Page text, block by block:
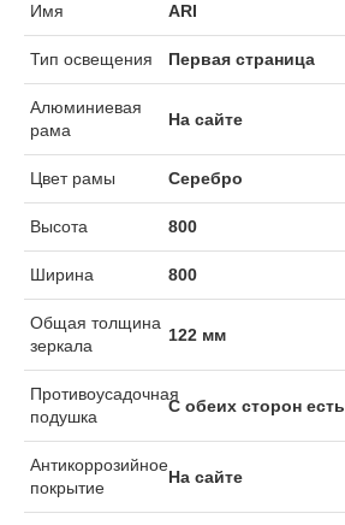
Имя ARI
Тип освещения Первая страница
Алюминиевая
рама
На сайте
Цвет рамы Серебро
Высота 800
Ширина 800
Общая толщина
зеркала
122 мм
Противоусадочная
подушка
С обеих сторон есть
Антикоррозийное
покрытие
На сайте